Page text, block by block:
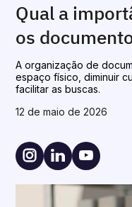
Qual a
os
A organização de
espaço físico, diminuir
facilitar as buscas.
12 de maio de 2026